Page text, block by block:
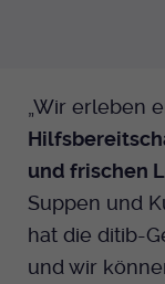
„Wir erleben
und frischen
Suppen und
hat die ditib-
und wir